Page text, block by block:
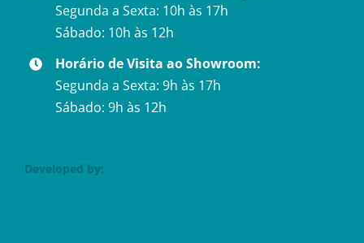
Segunda a Sexta: 10h às 17h
Sábado: 10h às 12h
Horário de Visita ao Showroom:
Segunda a Sexta: 9h às 17h
Sábado: 9h às 12h
Developed by: